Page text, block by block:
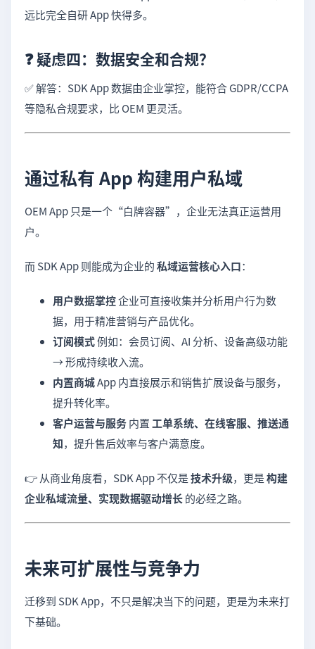
远比完全自研 App 快得多。
❓ 疑虑四：数据安全和合规？
✅ 解答：SDK App 数据由企业掌控，能符合 GDPR/CCPA
等隐私合规要求，比 OEM 更灵活。
通过私有 App 构建用户私域
OEM App 只是一个“白牌容器”，企业无法真正运营用
户。
而 SDK App 则能成为企业的私域运营核心入口：
用户数据掌控企业可直接收集并分析用户行为数
据，用于精准营销与产品优化。
订阅模式例如：会员订阅、AI 分析、设备高级功能
→ 形成持续收入流。
内置商城App 内直接展示和销售扩展设备与服务，
提升转化率。
客户运营与服务内置 工单系统、在线客服、推送通
知，提升售后效率与客户满意度。
👉 从商业角度看，SDK App 不仅是技术升级，更是构建
企业私域流量、实现数据驱动增长的必经之路。
未来可扩展性与竞争力
迁移到 SDK App，不只是解决当下的问题，更是为未来打
下基础。